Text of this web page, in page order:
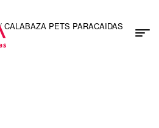
PETS PARACAIDAS